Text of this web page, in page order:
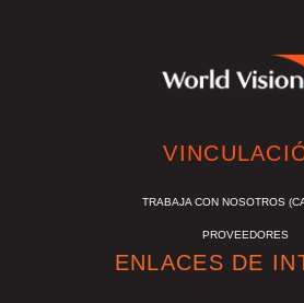
TRABAJA CON NOSOTROS
PROVEEDORES
ENLACES DE